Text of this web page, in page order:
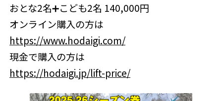
おとな2名➕こども2名 140,000円
オンライン購入の方は
https://www.hodaigi.com/
現金で購入の方は
https://hodaigi.jp/lift-price/